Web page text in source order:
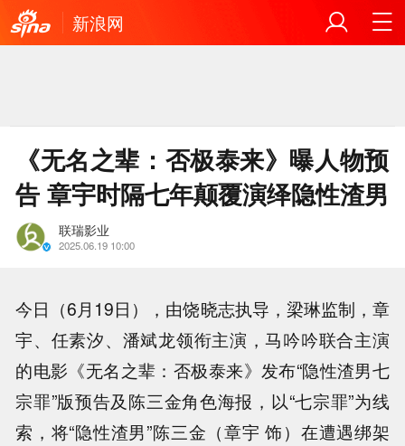
新浪网
《无名之辈：否极泰来》曝人物预
告 章宇时隔七年颠覆演绎隐性渣男
联瑞影业
2025.06.19 10:00
今日（6月19日），由饶晓志执导，梁琳监制，章
宇、任素汐、潘斌龙领衔主演，马吟吟联合主演
的电影《无名之辈：否极泰来》发布“隐性渣男七
宗罪”版预告及陈三金角色海报，以“七宗罪”为线
索，将“隐性渣男”陈三金（章宇 饰）在遭遇绑架